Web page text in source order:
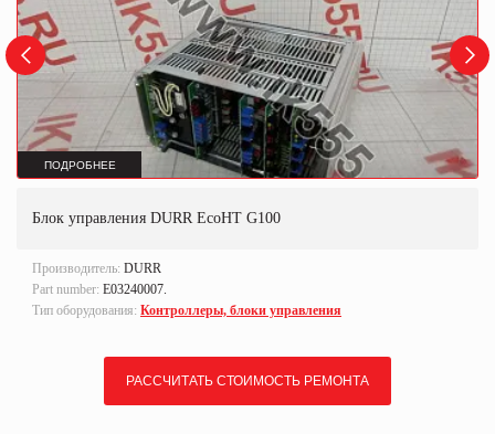
ПОДРОБНЕЕ
Блок управления DURR EcoHT G100
Производитель: DURR
Part number: E03240007.
Тип оборудования: Контроллеры, блоки управления
РАССЧИТАТЬ СТОИМОСТЬ РЕМОНТА